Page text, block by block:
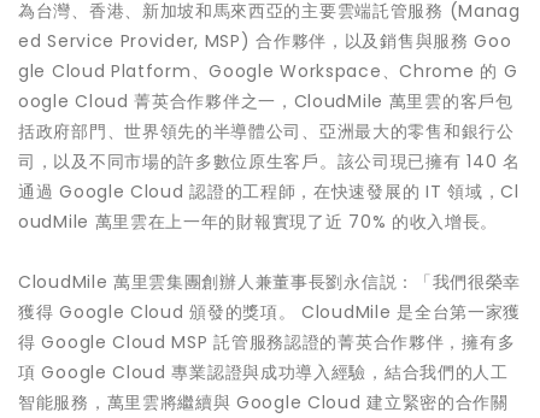
為台灣、香港、新加坡和馬來西亞的主要雲端託管服務 (Manag
ed Service Provider, MSP) 合作夥伴，以及銷售與服務 Goo
gle Cloud Platform、Google Workspace、Chrome 的 G
oogle Cloud 菁英合作夥伴之一，CloudMile 萬里雲的客戶包
括政府部門、世界領先的半導體公司、亞洲最大的零售和銀行公
司，以及不同市場的許多數位原生客戶。該公司現已擁有 140 名
通過 Google Cloud 認證的工程師，在快速發展的 IT 領域，Cl
oudMile 萬里雲在上一年的財報實現了近 70% 的收入增長。
CloudMile 萬里雲集團創辦人兼董事長劉永信説：「我們很榮幸
獲得 Google Cloud 頒發的獎項。 CloudMile 是全台第一家獲
得 Google Cloud MSP 託管服務認證的菁英合作夥伴，擁有多
項 Google Cloud 專業認證與成功導入經驗，結合我們的人工
智能服務，萬里雲將繼續與 Google Cloud 建立緊密的合作關